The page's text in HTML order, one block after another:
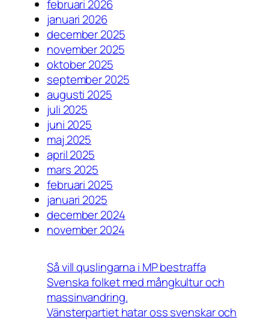
februari 2026
januari 2026
december 2025
november 2025
oktober 2025
september 2025
augusti 2025
juli 2025
juni 2025
maj 2025
april 2025
mars 2025
februari 2025
januari 2025
december 2024
november 2024
Så vill quslingarna i MP bestraffa
Svenska folket med mångkultur och
massinvandring.
Vänsterpartiet hatar oss svenskar och